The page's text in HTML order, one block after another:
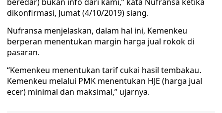
dikonfirmasi, Jumat (4/10/2019) siang.
Nufransa menjelaskan, dalam hal ini, Kemenkeu
berperan menentukan margin harga jual rokok di
pasaran.
“Kemenkeu menentukan tarif cukai hasil tembakau.
Kemenkeu melalui PMK menentukan HJE (harga jual
ecer) minimal dan maksimal,” ujarnya.